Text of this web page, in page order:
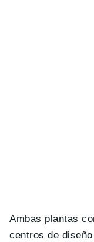
Ambas plantas
centros de